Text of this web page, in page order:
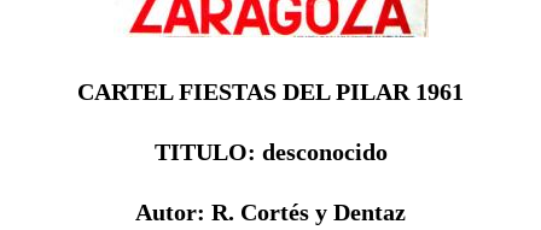
CARTEL FIESTAS DEL PILAR 1961
TITULO: desconocido
Autor: R. Cortés y Dentaz